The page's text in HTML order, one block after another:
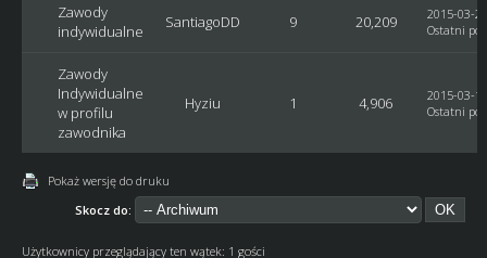
Zawody
indywidualne
SantiagoDD 9 20,209
2015-03-
Ostatni
Zawody
Indywidualne
w profilu
zawodnika
Hyziu 1 4,906
2015-03-
Ostatni
Pokaż wersję do druku
Skocz do:
Użytkownicy przeglądający ten wątek: 1 gości